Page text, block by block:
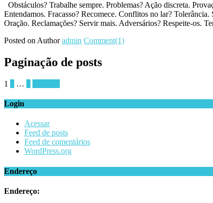
Obstáculos? Trabalhe sempre. Problemas? Ação discreta.
Entendamos. Fracasso? Recomece. Conflitos no lar?
Oração. Reclamações? Servir mais. Adversários? Respeite-os.
Posted on Author admin Comment(1)
Paginação de posts
1 …
Login
Acessar
Feed de posts
Feed de comentários
WordPress.org
Endereço
Endereço: